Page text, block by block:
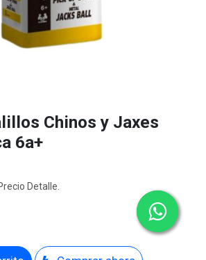
Chinos y Jaxes
6a+
Detalle.